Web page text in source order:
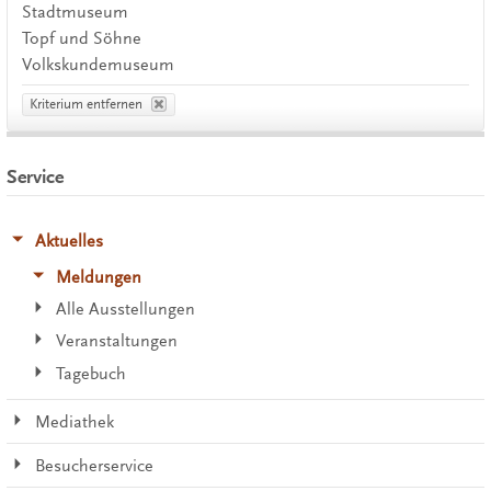
Stadtmuseum
Topf und Söhne
Volkskundemuseum
Kriterium entfernen
Service
Aktuelles
Meldungen
Alle Ausstellungen
Veranstaltungen
Tagebuch
Mediathek
Besucherservice